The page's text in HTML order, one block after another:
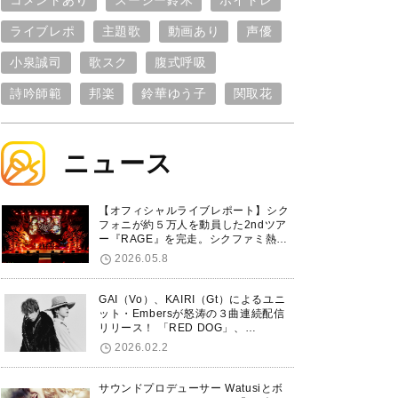
ライブレポ 主題歌 動画あり 声優
小泉誠司 歌スク 腹式呼吸
詩吟師範 邦楽 鈴華ゆう子 関取花
ニュース
【オフィシャルライブレポート】シク
フォニが約５万人を動員した2ndツア
ー『RAGE』を完走。シクファミ熱狂
のKアリーナ横浜ファイナル公演の模
様をお届け！
2026.05.8
GAI（Vo）、KAIRI（Gt）によるユニ
ット・Embersが怒涛の３曲連続配信
リリース！ 「RED DOG」、
「Untitled Hero」に続き、5thシング
ル「De-Marionette」のリリースを発
表！
2026.02.2
サウンドプロデューサー Watusiとボ